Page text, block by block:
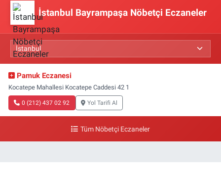
İstanbul Bayrampaşa Nöbetçi Eczaneler
Pamuk Eczanesi
Kocatepe Mahallesi Kocatepe Caddesi 42 1
0 (212) 437 02 92 Yol Tarifi Al
Tüm Nöbetçi Eczaneler